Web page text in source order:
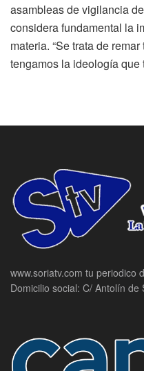
asambleas de vigilancia
considera fundamental la
materia. “Se trata de
tengamos la ideología que
www.soriatv.com tu periodico
Domicilio social: C/ Antolín de